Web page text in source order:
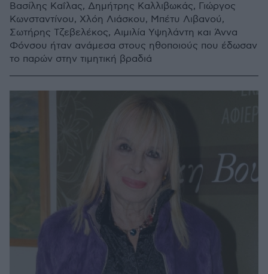
Βασίλης Καΐλας, Δημήτρης Καλλιβωκάς, Γιώργος
Κωνσταντίνου, Χλόη Λιάσκου, Μπέτυ Λιβανού,
Σωτήρης Τζεβελέκος, Αιμιλία Υψηλάντη και Άννα
Φόνσου ήταν ανάμεσα στους ηθοποιούς που έδωσαν
το παρών στην τιμητική βραδιά